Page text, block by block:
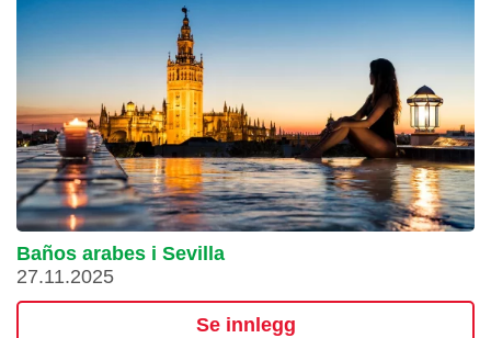
Baños arabes i Sevilla
27.11.2025
Se innlegg